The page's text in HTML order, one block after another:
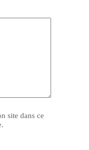
site dans ce